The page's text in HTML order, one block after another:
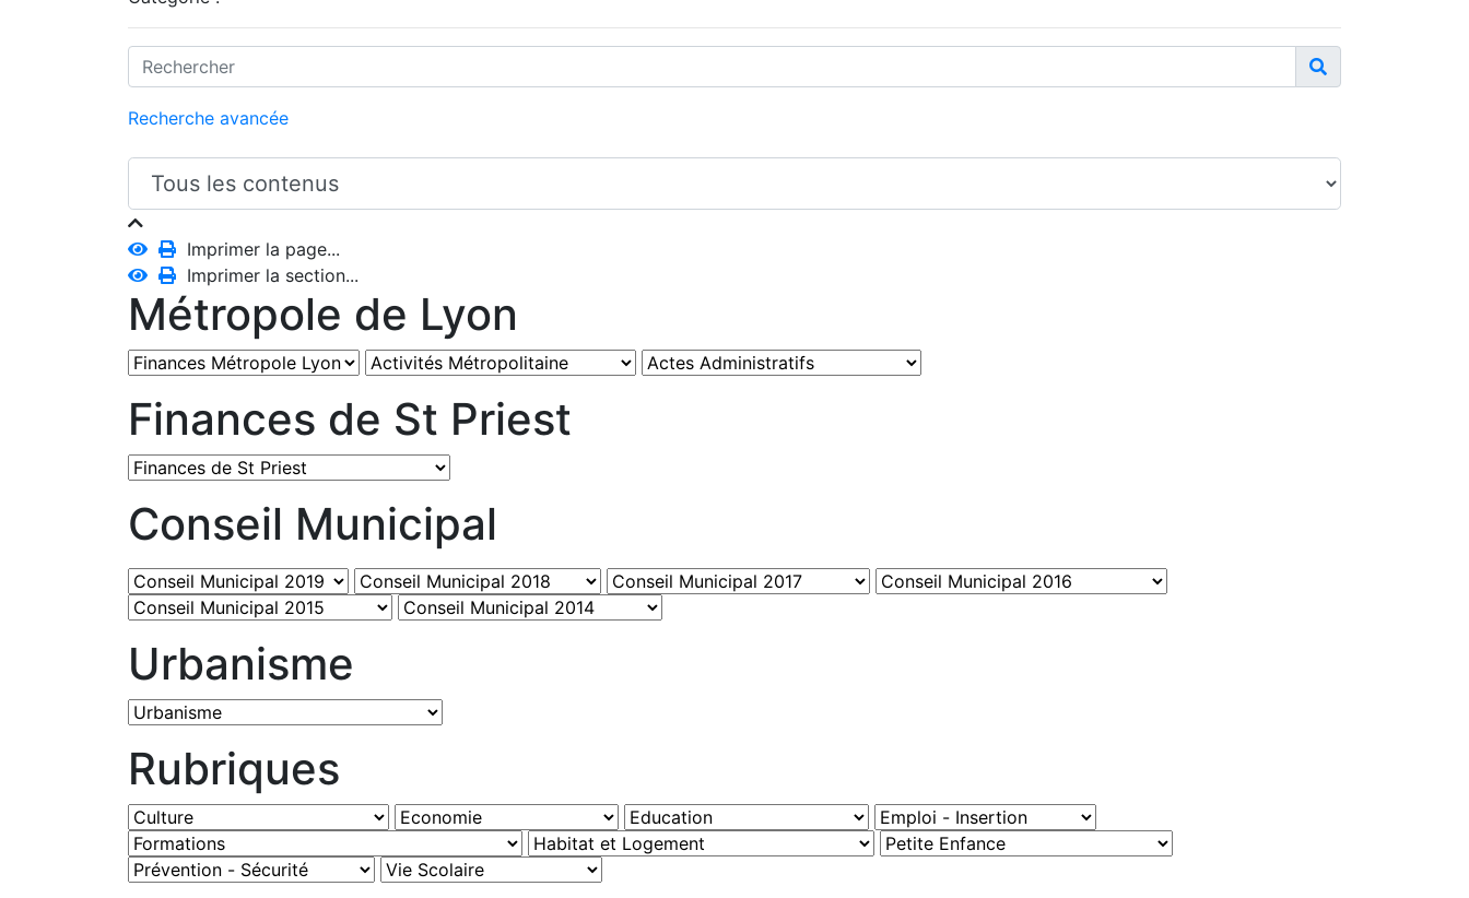
Recherche avancée
Imprimer la page...
Imprimer la section...
Métropole de Lyon
Finances de St Priest
Conseil Municipal
Urbanisme
Rubriques